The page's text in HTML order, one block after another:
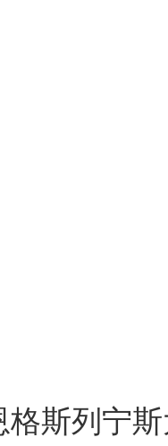
格斯列宁